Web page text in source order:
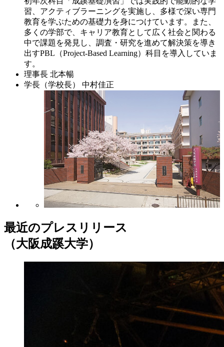
習、アクティブラーニングを実施し、多様で深い専門
教育を学ぶための基礎力を身につけています。また、
多くの学部で、キャリア教育として広く社会と関わる
中で課題を発見し、調査・研究を進めて解決策を導き
出すPBL（Project-Based Learning）科目を導入していま
す。
理事長 北本暢
学長（学校長）
中村佳正
最近のプレスリリース
（大阪成蹊大学）